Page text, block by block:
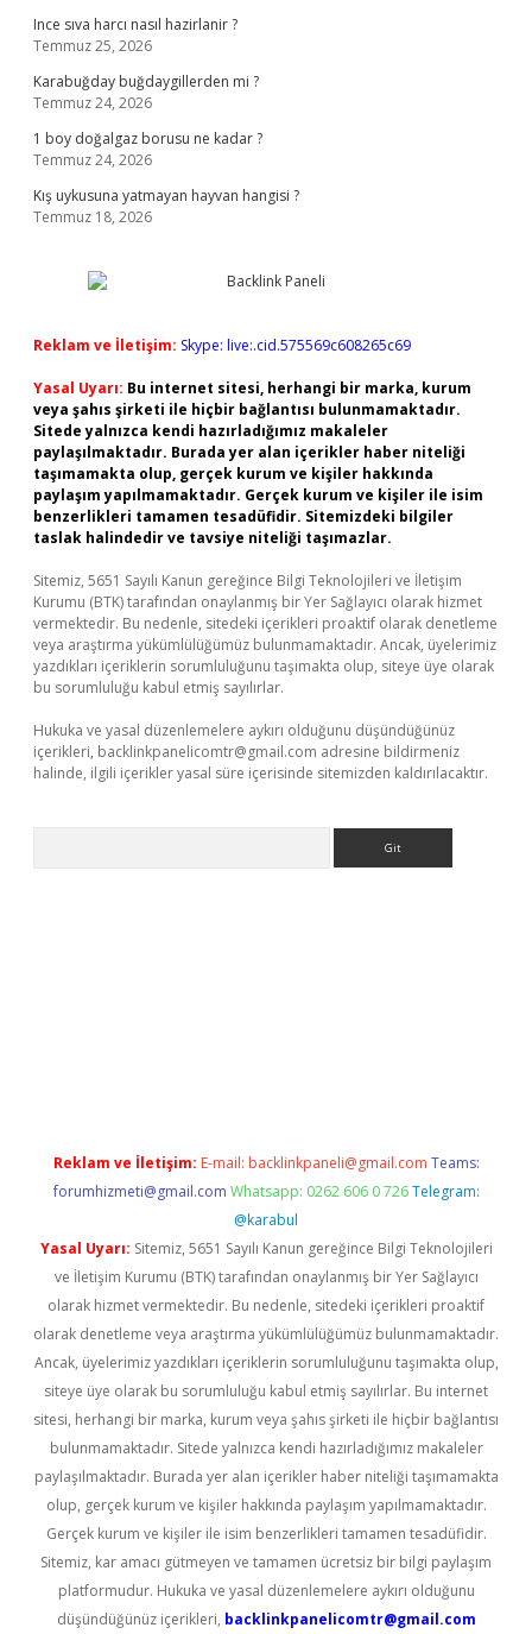
Ince sıva harcı nasıl hazirlanir ?
Temmuz 25, 2026
Karabuğday buğdaygillerden mi ?
Temmuz 24, 2026
1 boy doğalgaz borusu ne kadar ?
Temmuz 24, 2026
Kış uykusuna yatmayan hayvan hangisi ?
Temmuz 18, 2026
Reklam ve İletişim: Skype: live:.cid.575569c608265c69
Yasal Uyarı: Bu internet sitesi, herhangi bir marka, kurum
veya şahıs şirketi ile hiçbir bağlantısı bulunmamaktadır.
Sitede yalnızca kendi hazırladığımız makaleler
paylaşılmaktadır. Burada yer alan içerikler haber niteliği
taşımamakta olup, gerçek kurum ve kişiler hakkında
paylaşım yapılmamaktadır. Gerçek kurum ve kişiler ile isim
benzerlikleri tamamen tesadüfidir. Sitemizdeki bilgiler
taslak halindedir ve tavsiye niteliği taşımazlar.
Sitemiz, 5651 Sayılı Kanun gereğince Bilgi Teknolojileri ve İletişim
Kurumu (BTK) tarafından onaylanmış bir Yer Sağlayıcı olarak hizmet
vermektedir. Bu nedenle, sitedeki içerikleri proaktif olarak denetleme
veya araştırma yükümlülüğümüz bulunmamaktadır. Ancak, üyelerimiz
yazdıkları içeriklerin sorumluluğunu taşımakta olup, siteye üye olarak
bu sorumluluğu kabul etmiş sayılırlar.
Hukuka ve yasal düzenlemelere aykırı olduğunu düşündüğünüz
içerikleri, backlinkpanelicomtr@gmail.com adresine bildirmeniz
halinde, ilgili içerikler yasal süre içerisinde sitemizden kaldırılacaktır.
Reklam ve İletişim: E-mail: backlinkpaneli@gmail.com Teams:
forumhizmeti@gmail.com Whatsapp: 0262 606 0 726 Telegram:
@karabul
Yasal Uyarı: Sitemiz, 5651 Sayılı Kanun gereğince Bilgi Teknolojileri
ve İletişim Kurumu (BTK) tarafından onaylanmış bir Yer Sağlayıcı
olarak hizmet vermektedir. Bu nedenle, sitedeki içerikleri proaktif
olarak denetleme veya araştırma yükümlülüğümüz bulunmamaktadır.
Ancak, üyelerimiz yazdıkları içeriklerin sorumluluğunu taşımakta olup,
siteye üye olarak bu sorumluluğu kabul etmiş sayılırlar. Bu internet
sitesi, herhangi bir marka, kurum veya şahıs şirketi ile hiçbir bağlantısı
bulunmamaktadır. Sitede yalnızca kendi hazırladığımız makaleler
paylaşılmaktadır. Burada yer alan içerikler haber niteliği taşımamakta
olup, gerçek kurum ve kişiler hakkında paylaşım yapılmamaktadır.
Gerçek kurum ve kişiler ile isim benzerlikleri tamamen tesadüfidir.
Sitemiz, kar amacı gütmeyen ve tamamen ücretsiz bir bilgi paylaşım
platformudur. Hukuka ve yasal düzenlemelere aykırı olduğunu
düşündüğünüz içerikleri, backlinkpanelicomtr@gmail.com